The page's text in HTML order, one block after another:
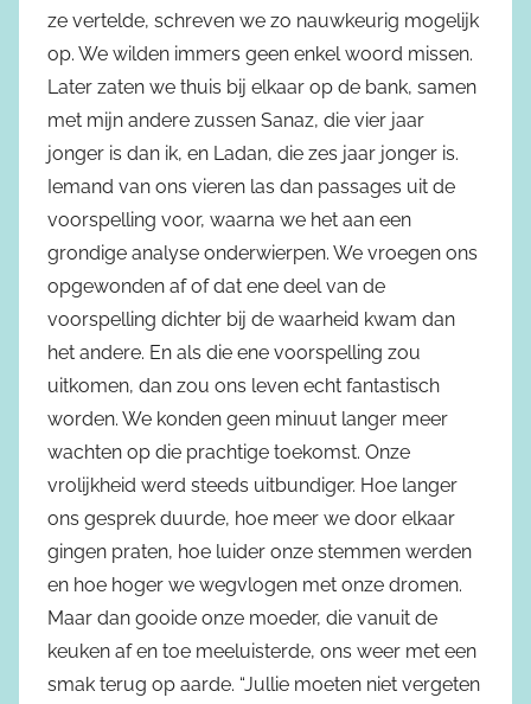
ze vertelde, schreven we zo nauwkeurig mogelijk
op. We wilden immers geen enkel woord missen.
Later zaten we thuis bij elkaar op de bank, samen
met mijn andere zussen Sanaz, die vier jaar
jonger is dan ik, en Ladan, die zes jaar jonger is.
Iemand van ons vieren las dan passages uit de
voorspelling voor, waarna we het aan een
grondige analyse onderwierpen. We vroegen ons
opgewonden af of dat ene deel van de
voorspelling dichter bij de waarheid kwam dan
het andere. En als die ene voorspelling zou
uitkomen, dan zou ons leven echt fantastisch
worden. We konden geen minuut langer meer
wachten op die prachtige toekomst. Onze
vrolijkheid werd steeds uitbundiger. Hoe langer
ons gesprek duurde, hoe meer we door elkaar
gingen praten, hoe luider onze stemmen werden
en hoe hoger we wegvlogen met onze dromen.
Maar dan gooide onze moeder, die vanuit de
keuken af en toe meeluisterde, ons weer met een
smak terug op aarde. “Jullie moeten niet vergeten